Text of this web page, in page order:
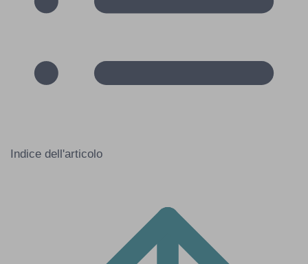
Indice dell'articolo